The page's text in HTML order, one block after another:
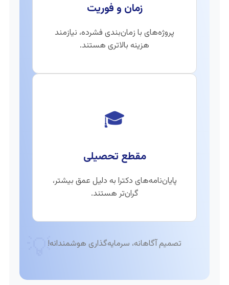
💡
زمان و فوریت
پروژه‌های با زمان‌بندی فشرده، نیازمند
هزینه بالاتری هستند.
🎓
مقطع تحصیلی
پایان‌نامه‌های دکترا به دلیل عمق بیشتر،
گران‌تر هستند.
تصمیم آگاهانه، سرمایه‌گذاری هوشمندانه!